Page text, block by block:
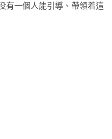
有一個人能引導、帶領着這